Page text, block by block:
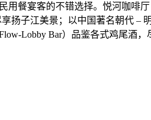
餐宴客的不错选择。悦河咖啡
扬子江美景；以中国著名朝代 –
Lobby Bar）品鉴各式鸡尾酒，